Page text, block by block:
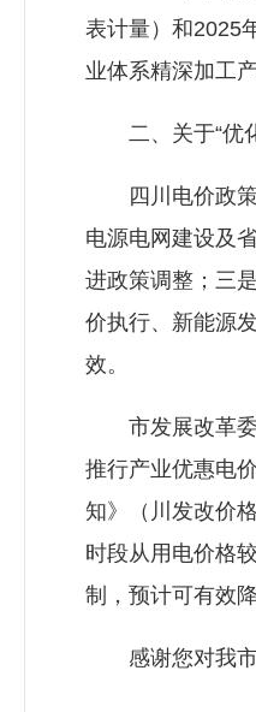
表计量）和2025
业体系精深加工
二、关于“优化
四川电价政策
电源电网建设及
进政策调整；三
价执行、新能源
效。
市发展改革委
推行产业优惠电
知》（川发改价
时段从用电价格
制，预计可有效
感谢您对我市